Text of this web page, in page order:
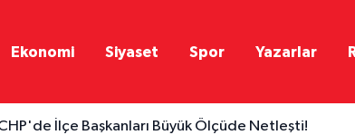
Ekonomi Siyaset Spor Yazarlar
İlçe Başkanları Büyük Ölçüde Netleşti!